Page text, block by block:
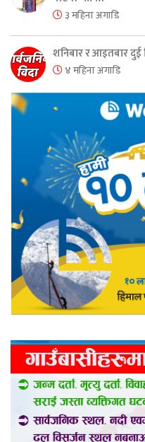
३ महिना अगाडि
शनिबार र आइतबार दुई
४ महिना अगाडि